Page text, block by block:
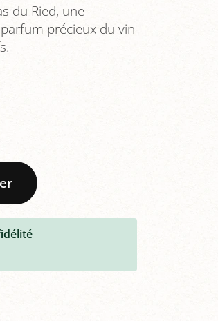
du Ried, une
précieux du vin